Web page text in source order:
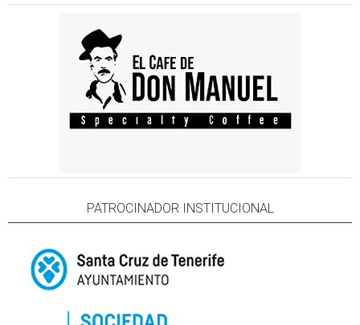
PATROCINADOR INSTITUCIONAL